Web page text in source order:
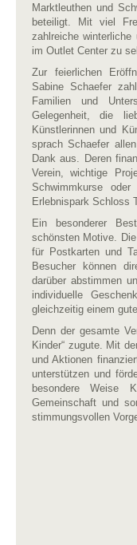
Marktleuthen und
beteiligt. Mit viel
zahlreiche
im Outlet Center zu
Zur feierlichen
Sabine Schaefer
Familien und
Gelegenheit, die
Künstlerinnen und
sprach Schaefer
Dank aus. Deren
Verein, wichtige
Schwimmkurse
Erlebnispark Schloss
Ein besonderer
schönsten Motive.
für Postkarten und
Besucher können
darüber abstimmen
individuelle
gleichzeitig einem
Denn der gesamte
Kinder“ zugute. Mit
und Aktionen
unterstützen und
besondere Weise
Gemeinschaft und
stimmungsvollen